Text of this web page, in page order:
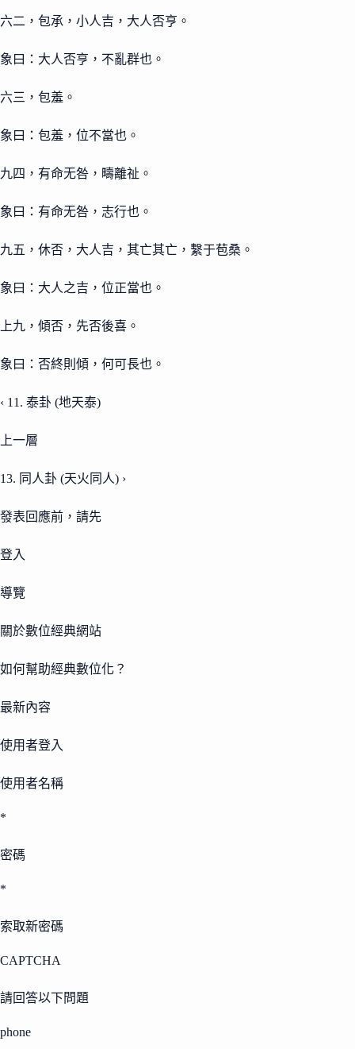
六二，包承，小人吉，大人否亨。
象曰：大人否亨，不亂群也。
六三，包羞。
象曰：包羞，位不當也。
九四，有命无咎，疇離祉。
象曰：有命无咎，志行也。
九五，休否，大人吉，其亡其亡，繫于苞桑。
象曰：大人之吉，位正當也。
上九，傾否，先否後喜。
象曰：否終則傾，何可長也。
‹ 11. 泰卦 (地天泰)
上一層
13. 同人卦 (天火同人) ›
發表回應前，請先
登入
導覽
關於數位經典網站
如何幫助經典數位化？
最新內容
使用者登入
使用者名稱
*
密碼
*
索取新密碼
CAPTCHA
請回答以下問題
phone